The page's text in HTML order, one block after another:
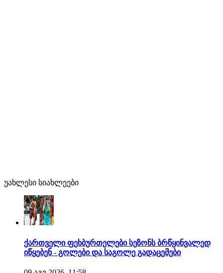
უახლესი სიახლეები
ქართველი ფეხბურთელები სეზონს ბრწყინვალედ
იწყებენ - გოლები და საგოლე გადაცემები